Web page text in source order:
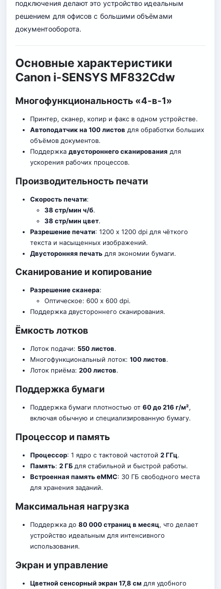
подключения делают это устройство идеальным
решением для офисов с большими объёмами
документооборота.
Основные характеристики
Canon i-SENSYS MF832Cdw
Многофункциональность «4-в-1»
Принтер, сканер, копир и факс в одном устройстве.
Автоподатчик на 100 листов для обработки больших
объёмов документов.
Поддержка двустороннего сканирования для
ускорения рабочих процессов.
Производительность печати
Скорость печати:
38 стр/мин ч/б.
38 стр/мин цвет.
Разрешение печати: 1200 x 1200 dpi для чёткого
текста и насыщенных изображений.
Двусторонняя печать для экономии бумаги.
Сканирование и копирование
Разрешение сканера:
Оптическое: 600 x 600 dpi.
Поддержка двустороннего сканирования.
Ёмкость лотков
Лоток подачи: 550 листов.
Многофункциональный лоток: 100 листов.
Лоток приёма: 200 листов.
Поддержка бумаги
Поддержка бумаги плотностью от 60 до 216 г/м²,
включая обычную и специализированную бумагу.
Процессор и память
Процессор: 1 ядро с тактовой частотой 2 ГГц.
Память: 2 ГБдля стабильной и быстрой работы.
Встроенная память eMMC: 30 ГБ свободного места
для хранения заданий.
Максимальная нагрузка
Поддержка до 80 000 страниц в месяц, что делает
устройство идеальным для интенсивного
использования.
Экран и управление
Цветной сенсорный экран 17,8 смдля удобного